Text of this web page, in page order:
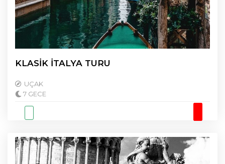
KLASİK İTALYA TURU
UÇAK
7 GECE